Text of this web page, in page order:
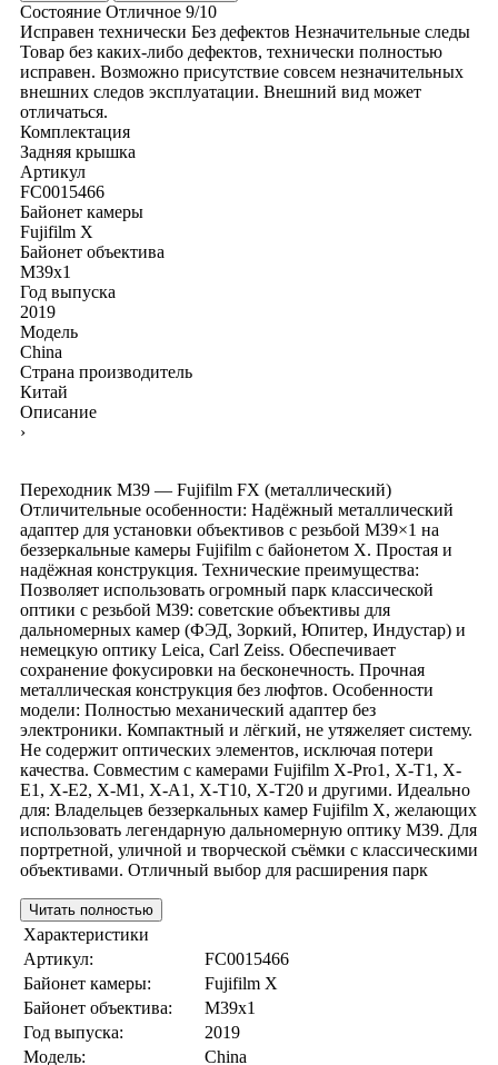
Состояние Отличное 9/10
Исправен технически Без дефектов Незначительные следы
Товар без каких-либо дефектов, технически полностью
исправен. Возможно присутствие совсем незначительных
внешних следов эксплуатации. Внешний вид может
отличаться.
Комплектация
Задняя крышка
Артикул
FC0015466
Байонет камеры
Fujifilm X
Байонет объектива
M39x1
Год выпуска
2019
Модель
China
Страна производитель
Китай
Описание
›
Переходник M39 — Fujifilm FX (металлический)
Отличительные особенности: Надёжный металлический
адаптер для установки объективов с резьбой М39×1 на
беззеркальные камеры Fujifilm с байонетом X. Простая и
надёжная конструкция. Технические преимущества:
Позволяет использовать огромный парк классической
оптики с резьбой М39: советские объективы для
дальномерных камер (ФЭД, Зоркий, Юпитер, Индустар) и
немецкую оптику Leica, Carl Zeiss. Обеспечивает
сохранение фокусировки на бесконечность. Прочная
металлическая конструкция без люфтов. Особенности
модели: Полностью механический адаптер без
электроники. Компактный и лёгкий, не утяжеляет систему.
Не содержит оптических элементов, исключая потери
качества. Совместим с камерами Fujifilm X-Pro1, X-T1, X-
E1, X-E2, X-M1, X-A1, X-T10, X-T20 и другими. Идеально
для: Владельцев беззеркальных камер Fujifilm X, желающих
использовать легендарную дальномерную оптику М39. Для
портретной, уличной и творческой съёмки с классическими
объективами. Отличный выбор для расширения парк
Читать полностью
Характеристики
Артикул:
FC0015466
Байонет камеры:
Fujifilm X
Байонет объектива:
M39x1
Год выпуска:
2019
Модель:
China